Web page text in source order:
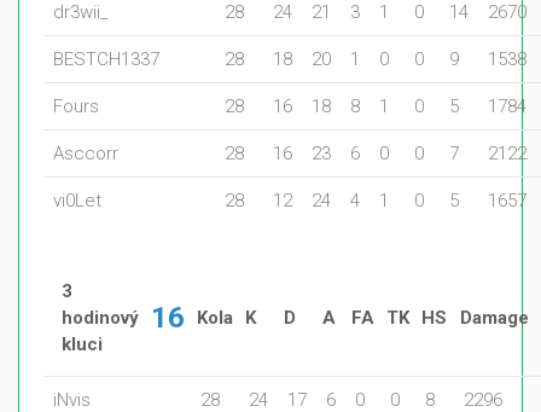
dr3wii_ 28 24 21 3 1 0 14 2670
BESTCH1337 28 18 20 1 0 0 9 1538
Fours 28 16 18 8 1 0 5 1784
Asccorr 28 16 23 6 0 0 7 2122
vi0Let 28 12 24 4 1 0 5 1657
3
hodinový
kluci
16 Kola K D A FA TK HS Damage
iNvis 28 24 17 6 0 0 8 2296